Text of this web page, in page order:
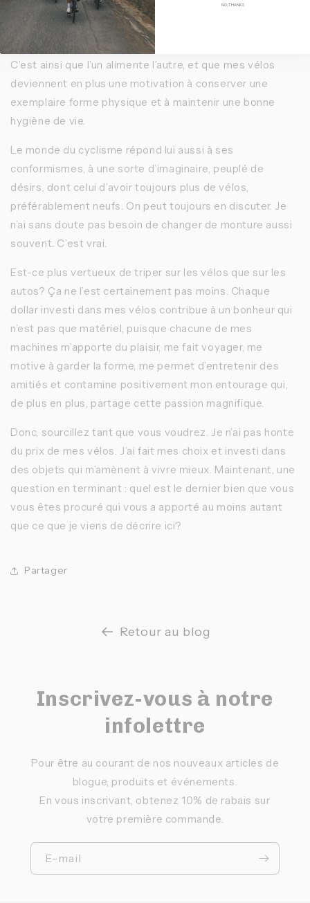
lorsque la qualité de leur confection entre en adéquation
avec ma forme physique.
C’est ainsi que l’un alimente l’autre, et que mes vélos
deviennent en plus une motivation à conserver une
exemplaire forme physique et à maintenir une bonne
hygiène de vie.
Le monde du cyclisme répond lui aussi à ses
conformismes, à une sorte d’imaginaire, peuplé de
désirs, dont celui d’avoir toujours plus de vélos,
préférablement neufs. On peut toujours en discuter. Je
n’ai sans doute pas besoin de changer de monture aussi
souvent. C’est vrai.
Est-ce plus vertueux de triper sur les vélos que sur les
autos? Ça ne l’est certainement pas moins. Chaque
dollar investi dans mes vélos contribue à un bonheur qui
n’est pas que matériel, puisque chacune de mes
machines m’apporte du plaisir, me fait voyager, me
motive à garder la forme, me permet d’entretenir des
amitiés et contamine positivement mon entourage qui,
de plus en plus, partage cette passion magnifique.
Donc, sourcillez tant que vous voudrez. Je n’ai pas honte
du prix de mes vélos. J’ai fait mes choix et investi dans
des objets qui m’amènent à vivre mieux. Maintenant, une
question en terminant : quel est le dernier bien que vous
vous êtes procuré qui vous a apporté au moins autant
que ce que je viens de décrire ici?
Partager
Retour au blog
Inscrivez-vous à notre
infolettre
Pour être au courant de nos nouveaux articles de
blogue, produits et événements.
En vous inscrivant, obtenez 10% de rabais sur
votre première commande.
E-mail
NO, THANKS